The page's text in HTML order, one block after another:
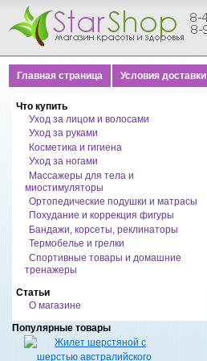
Главная страница Условия доставки
Что купить
Уход за лицом и волосами
Уход за руками
Косметика и гигиена
Уход за ногами
Массажеры для тела и
миостимуляторы
Ортопедические подушки и матрасы
Похудание и коррекция фигуры
Бандажи, корсеты, реклинаторы
Термобелье и грелки
Спортивные товары и домашние
тренажеры
Статьи
О магазине
Популярные товары